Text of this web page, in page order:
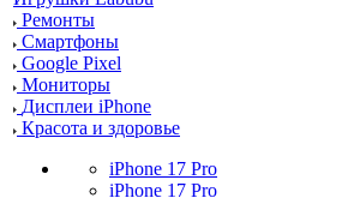
Ремонты
Смартфоны
Google Pixel
Мониторы
Дисплеи iPhone
Красота и здоровье
iPhone 17 Pro
iPhone 17 Pro